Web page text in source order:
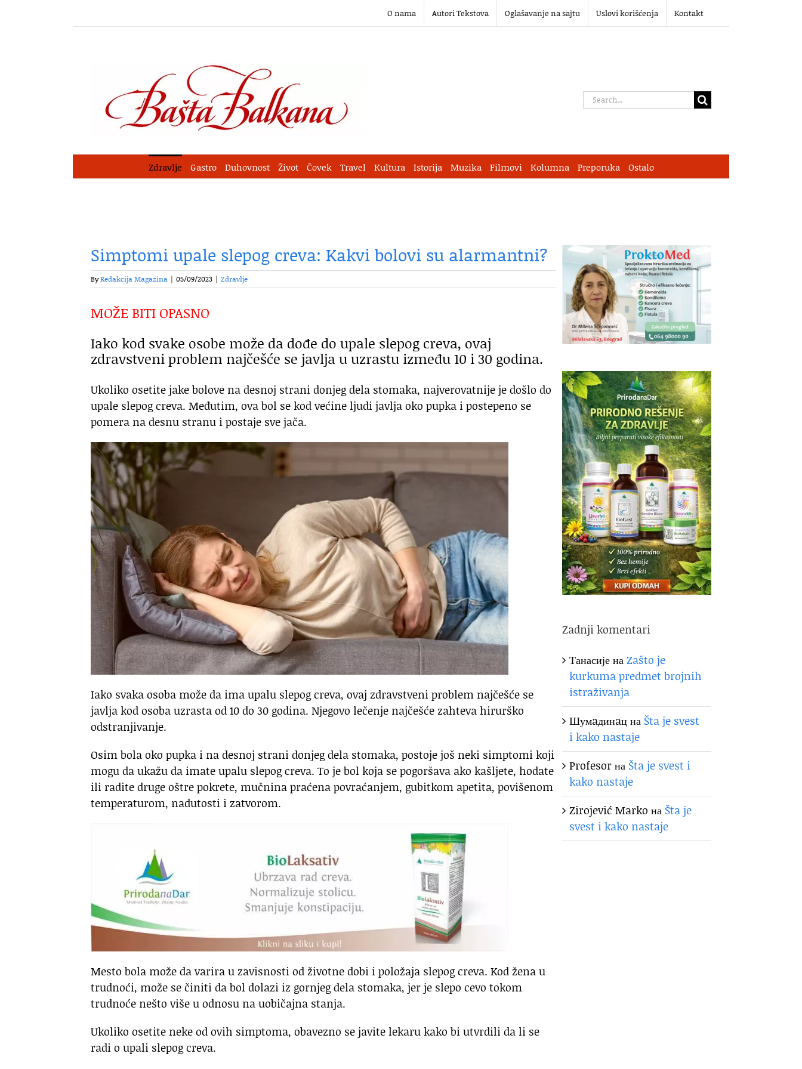
O nama Autori Tekstova Oglašavanje na sajtu Uslovi korišćenja Kontakt
Search
Zdravlje Gastro Duhovnost Život Čovek Travel Kultura Istorija Muzika Filmovi Kolumna Preporuka Ostalo
Simptomi upale slepog creva: Kakvi bolovi su alarmantni?
ByRedakcija Magazina | 05/09/2023 | Zdravlje
MOŽE BITI OPASNO
Iako kod svake osobe može da dođe do upale slepog creva, ovaj
zdravstveni problem najčešće se javlja u uzrastu između 10 i 30 godina.
Ukoliko osetite jake bolove na desnoj strani donjeg dela stomaka, najverovatnije je došlo do
upale slepog creva. Međutim, ova bol se kod većine ljudi javlja oko pupka i postepeno se
pomera na desnu stranu i postaje sve jača.
Iako svaka osoba može da ima upalu slepog creva, ovaj zdravstveni problem najčešće se
javlja kod osoba uzrasta od 10 do 30 godina. Njegovo lečenje najčešće zahteva hirurško
odstranjivanje.
Osim bola oko pupka i na desnoj strani donjeg dela stomaka, postoje još neki simptomi koji
mogu da ukažu da imate upalu slepog creva. To je bol koja se pogoršava ako kašljete, hodate
ili radite druge oštre pokrete, mučnina praćena povraćanjem, gubitkom apetita, povišenom
temperaturom, nadutosti i zatvorom.
Mesto bola može da varira u zavisnosti od životne dobi i položaja slepog creva. Kod žena u
trudnoći, može se činiti da bol dolazi iz gornjeg dela stomaka, jer je slepo cevo tokom
trudnoće nešto više u odnosu na uobičajna stanja.
Ukoliko osetite neke od ovih simptoma, obavezno se javite lekaru kako bi utvrdili da li se
radi o upali slepog creva.
Zadnji komentari
ТанасијенаZašto je
kurkuma predmet brojnih
istraživanja
Шумaдинaцна Šta je svest
i kako nastaje
Profesorна Šta je svest i
kako nastaje
Zirojević Marko на Šta je
svest i kako nastaje